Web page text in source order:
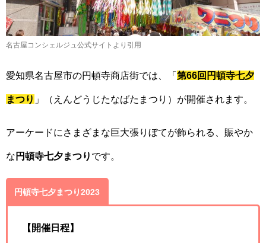
名古屋コンシェルジュ公式サイトより引用
愛知県名古屋市の円頓寺商店街では、「 第66回円頓寺七夕
まつり 」（えんどうじたなばたまつり）が開催されます。
アーケードにさまざまな巨大張りぼてが飾られる、賑やか
な 円頓寺七夕まつり です。
円頓寺七夕まつり2023
【開催日程】